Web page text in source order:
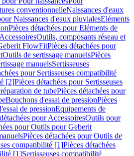
conventionnelleNaissances d'eaux
Naissances d'eaux pluvialesEléments
Pièces détachées pour Eléments de
AccessoiresOutils, composants réseau et
FlowFitPièces détachées pour
Outils de sertissage manuelsPièces
manuelsSertisseuses
pour Sertisseuses compatibilité
[2]Pièces détachées pour Sertisseuses
de tubePièces détachées pour
Bouchons d'essai de pressionPièces
de pressionEquipements de
pour AccessoiresOutils pour
pour Outils pour Geberit
Pièces détachées pour Outils de
compatibilité [1]Pièces détachées
[1]Sertisseuses compatibilité